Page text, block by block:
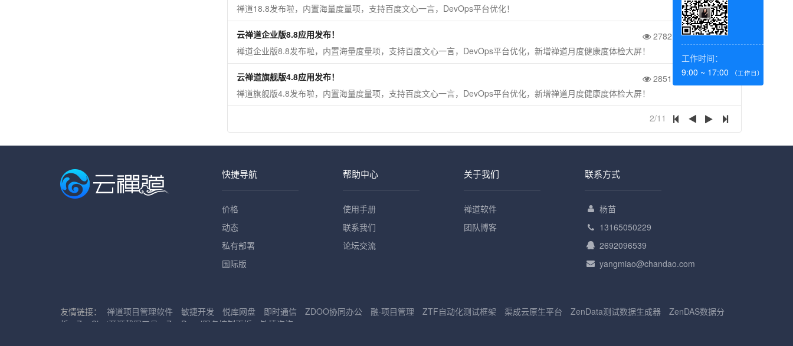
工作时间：
9:00 ~ 17:00
（工作日）
禅道18.8发布啦，内置海量度量项，支持百度文心一言，DevOps平台优化！
2782 2023-11-16
云禅道企业版8.8应用发布！
禅道企业版8.8发布啦，内置海量度量项，支持百度文心一言，DevOps平台优化，新增禅道月度健康度体检大屏！
2851 2023-11-16
云禅道旗舰版4.8应用发布！
禅道旗舰版4.8发布啦，内置海量度量项，支持百度文心一言，DevOps平台优化，新增禅道月度健康度体检大屏！
2/11
快捷导航
价格
动态
私有部署
国际版
帮助中心
使用手册
联系我们
论坛交流
关于我们
禅道软件
团队博客
联系方式
杨苗
13165050229
2692096539
yangmiao@chandao.com
友情链接： 禅道项目管理软件 敏捷开发 悦库网盘 即时通信 ZDOO协同办公 融·项目管理 ZTF自动化测试框架 渠成云原生平台 ZenData测试数据生成器
ZenDAS数据分
析
ZenShot开源截图工具 ZenPanel服务控制面板 敏捷咨询